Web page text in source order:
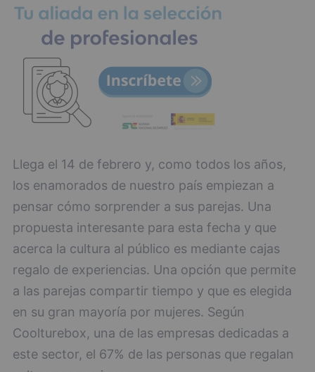
Llega el 14 de febrero y, como todos los años,
los enamorados de nuestro país empiezan a
pensar cómo sorprender a sus parejas. Una
propuesta interesante para esta fecha y que
acerca la cultura al público es mediante cajas
regalo de experiencias. Una opción que permite
a las parejas compartir tiempo y que es elegida
en su gran mayoría por mujeres. Según
Coolturebox, una de las empresas dedicadas a
este sector, el 67% de las personas que regalan